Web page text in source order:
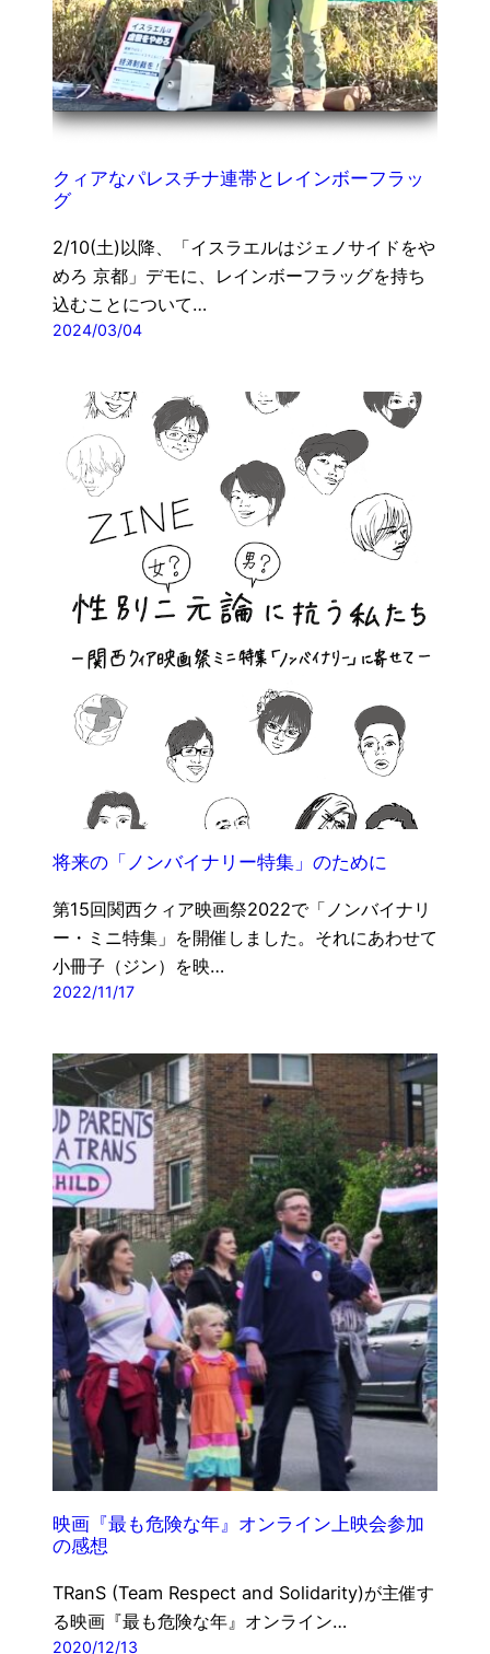
クィアなパレスチナ連帯とレインボーフラッ
グ
2/10(土)以降、「イスラエルはジェノサイドをや
めろ 京都」デモに、レインボーフラッグを持ち
込むことについて…
2024/03/04
将来の「ノンバイナリー特集」のために
第15回関西クィア映画祭2022で「ノンバイナリ
ー・ミニ特集」を開催しました。それにあわせて
小冊子（ジン）を映…
2022/11/17
映画『最も危険な年』オンライン上映会参加
の感想
TRanS (Team Respect and Solidarity)が主催す
る映画『最も危険な年』オンライン…
2020/12/13